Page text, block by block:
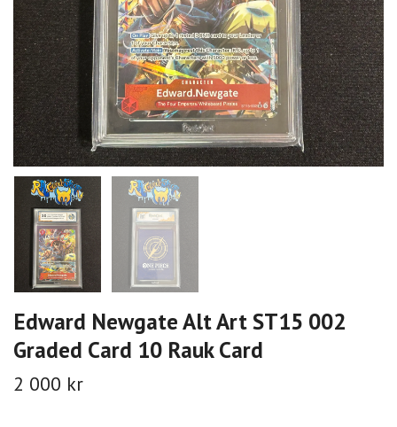
Edward Newgate Alt Art ST15 002
Graded Card 10 Rauk Card
2 000 kr